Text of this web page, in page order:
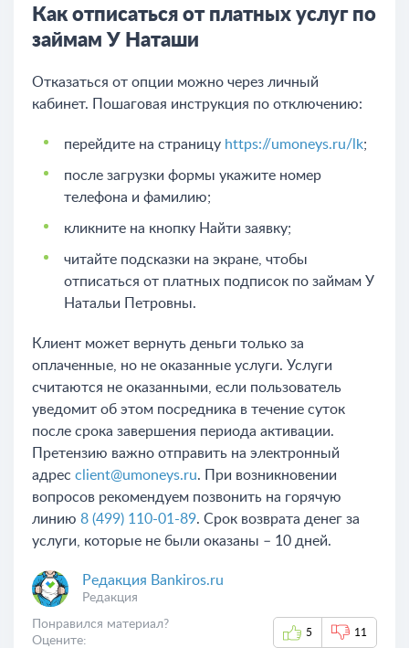
Как отписаться от платных услуг по
займам У Наташи
Отказаться от опции можно через личный
кабинет. Пошаговая инструкция по отключению:
перейдите на страницу https://umoneys.ru/lk;
после загрузки формы укажите номер
телефона и фамилию;
кликните на кнопку Найти заявку;
читайте подсказки на экране, чтобы
отписаться от платных подписок по займам У
Натальи Петровны.
Клиент может вернуть деньги только за
оплаченные, но не оказанные услуги. Услуги
считаются не оказанными, если пользователь
уведомит об этом посредника в течение суток
после срока завершения периода активации.
Претензию важно отправить на электронный
адрес client@umoneys.ru. При возникновении
вопросов рекомендуем позвонить на горячую
линию 8 (499) 110-01-89. Срок возврата денег за
услуги, которые не были оказаны – 10 дней.
Редакция Bankiros.ru
Редакция
Понравился материал?
Оцените:
5 11